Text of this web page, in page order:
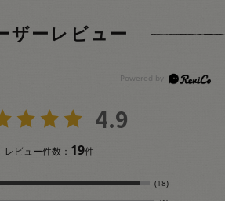
ザーレビュー
4.9
レビュー件数： 19件
(18)